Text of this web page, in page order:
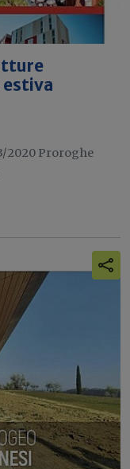
2020 Proroghe